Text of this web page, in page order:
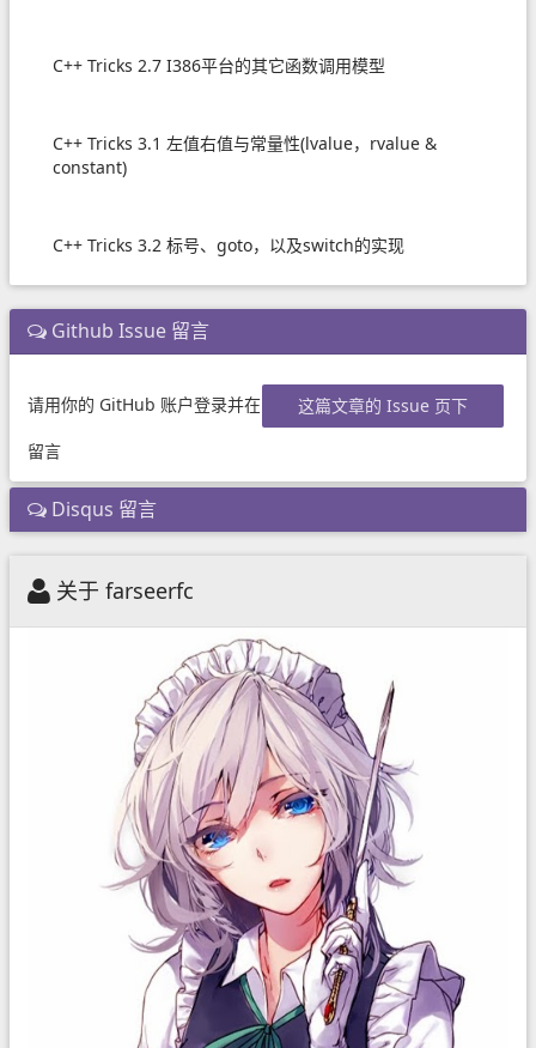
C++ Tricks 2.7 I386平台的其它函数调用模型
C++ Tricks 3.1 左值右值与常量性(lvalue，rvalue &
constant)
C++ Tricks 3.2 标号、goto，以及switch的实现
Github Issue 留言
请用你的 GitHub 账户登录并在
这篇文章的 Issue 页下
留言
Disqus 留言
关于 farseerfc